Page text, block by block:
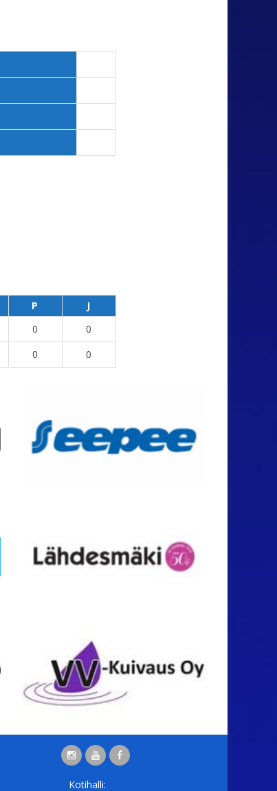
P
J
0
0
0 0
Kotihalli: